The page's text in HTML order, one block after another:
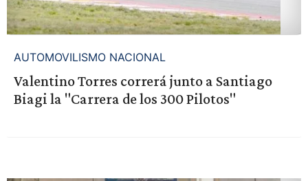
AUTOMOVILISMO NACIONAL
Valentino Torres correrá junto a Santiago
Biagi la "Carrera de los 300 Pilotos"